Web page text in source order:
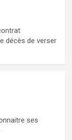
décès de verser
ses